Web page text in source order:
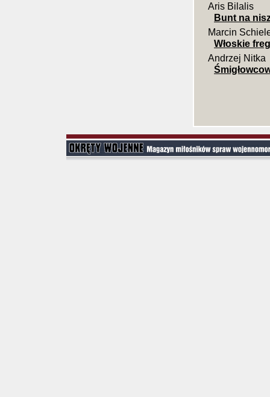
Aris Bilalis
Bunt na
Marcin
Włoskie
Andrzej Nitka